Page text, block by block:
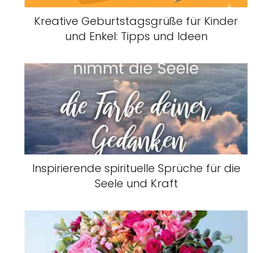
Kreative Geburtstagsgrüße für Kinder
und Enkel: Tipps und Ideen
Inspirierende spirituelle Sprüche für die
Seele und Kraft